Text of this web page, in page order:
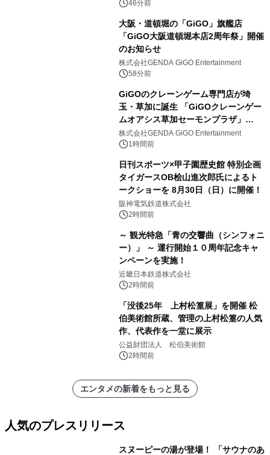
46分前
大阪・道頓堀の「GiGO」旗艦店
「GiGO大阪道頓堀本店2周年祭」開催
のお知らせ
株式会社GENDA GiGO Entertainment
58分前
GiGOのクレーンゲーム専門店が埼
玉・草加に誕生 「GiGOクレーンゲー
ムオアシス草加セーモンプラザ」
2026年8月7日(金)10時グランドオープ
ン
株式会社GENDA GiGO Entertainment
1時間前
日刊スポーツ×甲子園歴史館 特別企画
タイガースOB桧山進次郎氏によるト
ークショーを 8月30日（日）に開催！
阪神電気鉄道株式会社
2時間前
～ 観光特急「青の交響曲（シンフォニ
ー）」 ～ 運行開始１０周年記念キャ
ンペーンを実施！
近畿日本鉄道株式会社
2時間前
「没後25年 上村松篁展」を開催 松
伯美術館所蔵、管理の上村松篁の人気
作、代表作を一堂に展示
公益財団法人 松伯美術館
2時間前
エンタメの新着をもっと見る
人気のプレスリリース
スヌーピーの湯が登場！ 「サウナのあ